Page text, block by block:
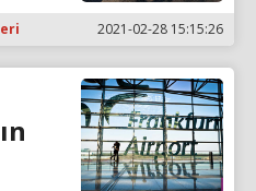
2021-02-28 15:15:26